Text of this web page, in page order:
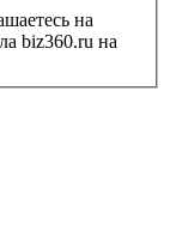
на
biz360.ru на